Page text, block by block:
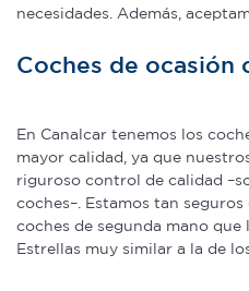
necesidades. Además,
Coches de ocasión
En Canalcar tenemos los
mayor calidad, ya que
riguroso control de calidad
coches–. Estamos tan
coches de segunda mano
Estrellas muy similar a la de